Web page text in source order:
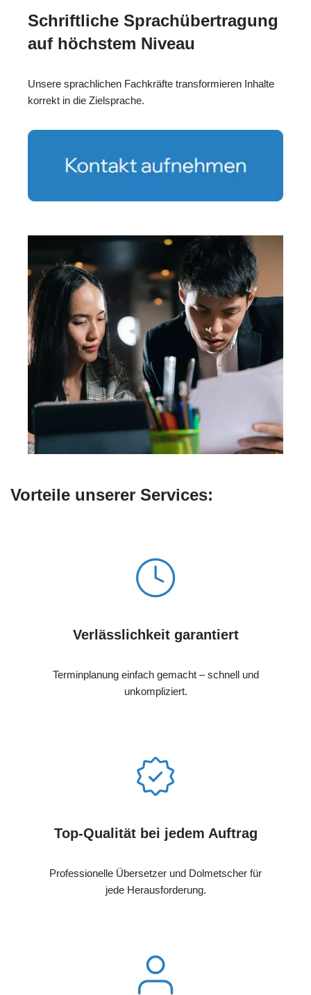
Schriftliche Sprachübertragung
auf höchstem Niveau
Unsere sprachlichen Fachkräfte transformieren Inhalte
korrekt in die Zielsprache.
Vorteile unserer Services:
Verlässlichkeit garantiert
Terminplanung einfach gemacht – schnell und
unkompliziert.
Top-Qualität bei jedem Auftrag
Professionelle Übersetzer und Dolmetscher für
jede Herausforderung.